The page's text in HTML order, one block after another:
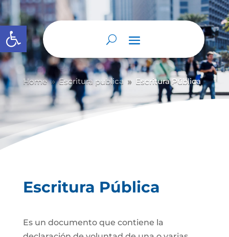
Abrir barra de herramientas
Home 9 Escritura publica 9 Escritura Pública
Escritura Pública
Es un documento que contiene la